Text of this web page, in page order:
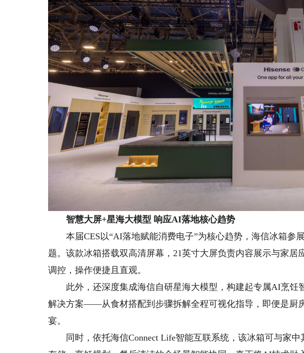
智慧大屏+星海大模型 响应AI落地核心趋势
本届CES以“AI落地赋能消费电子”为核心趋势，海信冰箱参
题。该款冰箱搭载双高清屏幕，21英寸大屏负责内容展示与家居
调控，操作便捷且直观。
此外，还深度集成海信自研星海大模型，构建起专属AI烹饪
解决方案——从食材搭配到步骤拆解全程可视化指导，即便是厨
宴。
同时，依托海信Connect Life智能互联系统，该冰箱可与家中